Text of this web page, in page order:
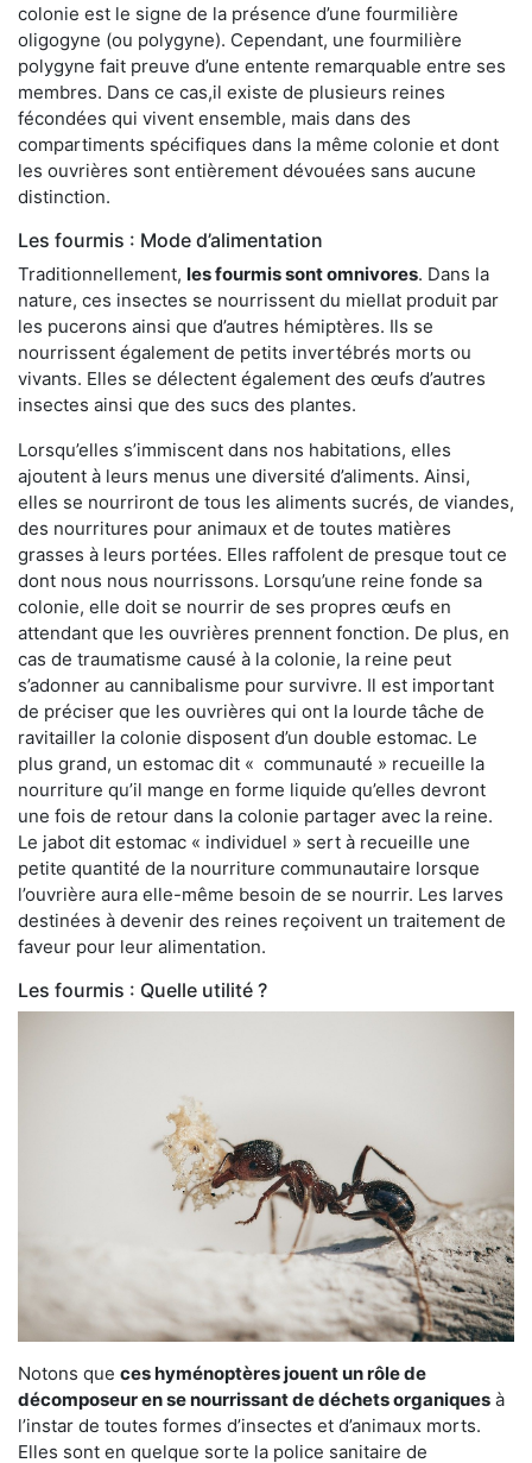
colonie est le signe de la présence d’une fourmilière
oligogyne (ou polygyne). Cependant, une fourmilière
polygyne fait preuve d’une entente remarquable entre ses
membres. Dans ce cas,il existe de plusieurs reines
fécondées qui vivent ensemble, mais dans des
compartiments spécifiques dans la même colonie et dont
les ouvrières sont entièrement dévouées sans aucune
distinction.
Les fourmis : Mode d’alimentation
Traditionnellement, les fourmis sont omnivores. Dans la
nature, ces insectes se nourrissent du miellat produit par
les pucerons ainsi que d’autres hémiptères. Ils se
nourrissent également de petits invertébrés morts ou
vivants. Elles se délectent également des œufs d’autres
insectes ainsi que des sucs des plantes.
Lorsqu’elles s’immiscent dans nos habitations, elles
ajoutent à leurs menus une diversité d’aliments. Ainsi,
elles se nourriront de tous les aliments sucrés, de viandes,
des nourritures pour animaux et de toutes matières
grasses à leurs portées. Elles raffolent de presque tout ce
dont nous nous nourrissons. Lorsqu’une reine fonde sa
colonie, elle doit se nourrir de ses propres œufs en
attendant que les ouvrières prennent fonction. De plus, en
cas de traumatisme causé à la colonie, la reine peut
s’adonner au cannibalisme pour survivre. Il est important
de préciser que les ouvrières qui ont la lourde tâche de
ravitailler la colonie disposent d’un double estomac. Le
plus grand, un estomac dit « communauté » recueille la
nourriture qu’il mange en forme liquide qu’elles devront
une fois de retour dans la colonie partager avec la reine.
Le jabot dit estomac « individuel » sert à recueille une
petite quantité de la nourriture communautaire lorsque
l’ouvrière aura elle-même besoin de se nourrir. Les larves
destinées à devenir des reines reçoivent un traitement de
faveur pour leur alimentation.
Les fourmis : Quelle utilité ?
Notons que ces hyménoptères jouent un rôle de
décomposeur en se nourrissant de déchets organiques à
l’instar de toutes formes d’insectes et d’animaux morts.
Elles sont en quelque sorte la police sanitaire de